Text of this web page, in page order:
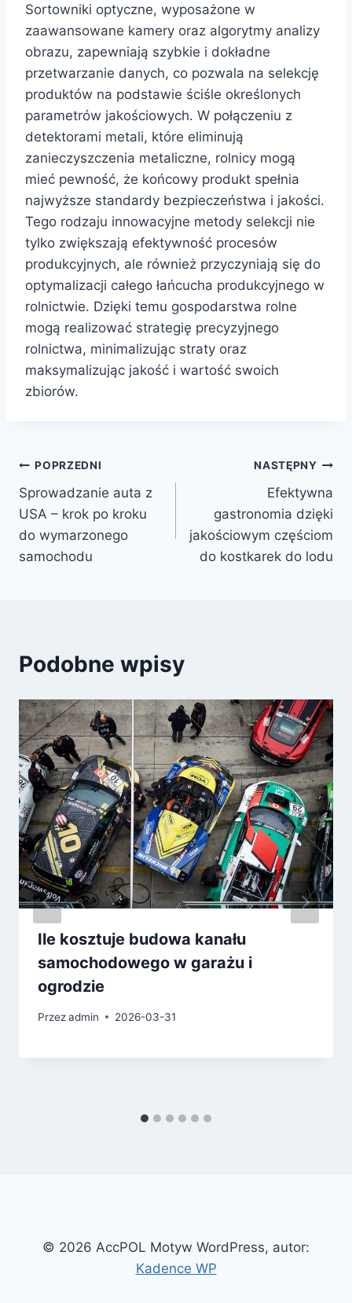
Sortowniki optyczne, wyposażone w
zaawansowane kamery oraz algorytmy analizy
obrazu, zapewniają szybkie i dokładne
przetwarzanie danych, co pozwala na selekcję
produktów na podstawie ściśle określonych
parametrów jakościowych. W połączeniu z
detektorami metali, które eliminują
zanieczyszczenia metaliczne, rolnicy mogą
mieć pewność, że końcowy produkt spełnia
najwyższe standardy bezpieczeństwa i jakości.
Tego rodzaju innowacyjne metody selekcji nie
tylko zwiększają efektywność procesów
produkcyjnych, ale również przyczyniają się do
optymalizacji całego łańcucha produkcyjnego w
rolnictwie. Dzięki temu gospodarstwa rolne
mogą realizować strategię precyzyjnego
rolnictwa, minimalizując straty oraz
maksymalizując jakość i wartość swoich
zbiorów.
Nawigacja
wpisu
POPRZEDNI
Sprowadzanie auta z
USA – krok po kroku
do wymarzonego
samochodu
NASTĘPNY
Efektywna
gastronomia dzięki
jakościowym częściom
do kostkarek do lodu
Podobne wpisy
Ile kosztuje budowa kanału
samochodowego w garażu i
ogrodzie
Przezadmin 2026-03-31
© 2026 AccPOL Motyw WordPress, autor:
Kadence WP